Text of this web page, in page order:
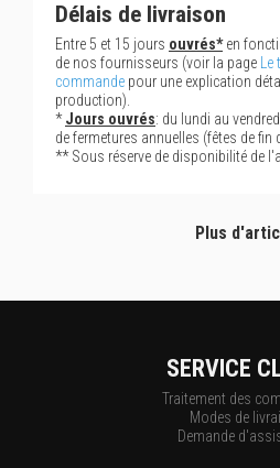
Délais de livraison
Entre 5 et 15 jours ouvrés*en
de nos fournisseurs (voir la page
commande pour une explication
production).
*Jours ouvrés: du lundi au
de fermetures annuelles (fêtes de fin
** Sous réserve de disponibilité de
Plus
SERVICE
Traitement des
Modes de
Demande